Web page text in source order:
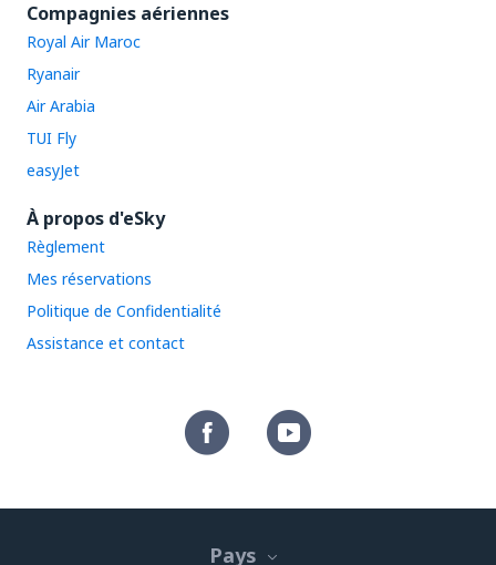
Compagnies aériennes
Royal Air Maroc
Ryanair
Air Arabia
TUI Fly
easyJet
À propos d'eSky
Règlement
Mes réservations
Politique de Confidentialité
Assistance et contact
Pays